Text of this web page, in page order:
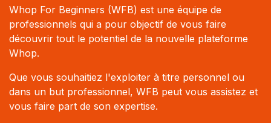
Whop For Beginners (WFB) est une équipe de
professionnels qui a pour objectif de vous faire
découvrir tout le potentiel de la nouvelle plateforme
Whop.
Que vous souhaitiez l'exploiter à titre personnel ou
dans un but professionnel, WFB peut vous assistez et
vous faire part de son expertise.